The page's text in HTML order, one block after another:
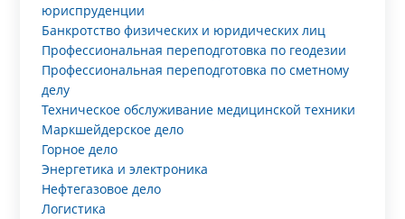
юриспруденции
Банкротство физических и юридических лиц
Профессиональная переподготовка по геодезии
Профессиональная переподготовка по сметному
делу
Техническое обслуживание медицинской техники
Маркшейдерское дело
Горное дело
Энергетика и электроника
Нефтегазовое дело
Логистика